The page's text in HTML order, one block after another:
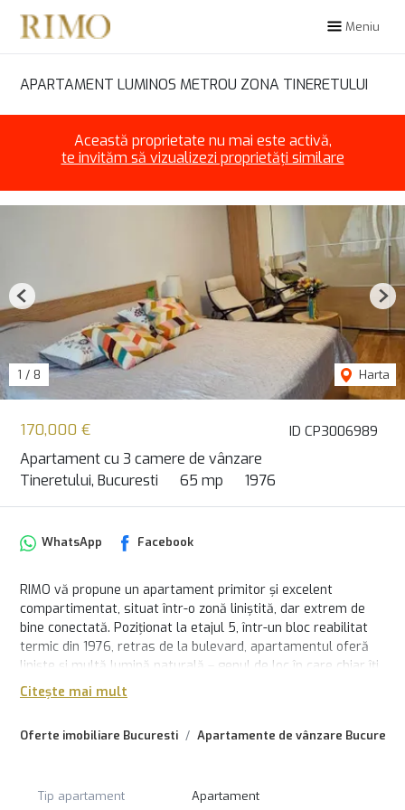
Meniu
APARTAMENT LUMINOS METROU ZONA TINERETULUI
Această proprietate nu mai este activă,
te invităm să vizualizezi proprietăți similare
ID CP3006989
170,000 €
Apartament cu 3 camere de vânzare
Tineretului, Bucuresti
65 mp 1976
1 / 8 Harta
Previous
Oferte imobiliare Bucuresti Apartamente de vânzare Bucuresti
WhatsApp Facebook
RIMO vă propune un apartament primitor și excelent
compartimentat, situat într-o zonă liniștită, dar extrem de
bine conectată. Poziționat la etajul 5, într-un bloc reabilitat
termic din 1976, retras de la bulevard, apartamentul oferă
liniște și multă lumină naturală – genul de loc în care chiar îți
vine să stai.
balcon de 4 mp, locuința este ideală atât pentru familie, cât
complet mobilat și utilat, cu bucătărie echipată inclusiv cu
Citește mai mult
Tip apartament Apartament